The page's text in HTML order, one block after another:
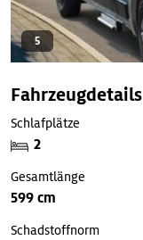
5
Fahrzeugdetails
Schlafplätze
2
Gesamtlänge
599 cm
Schadstoffnorm